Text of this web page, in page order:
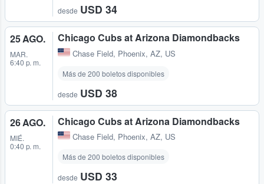
desde USD 34
25 AGO.
MAR.
6:40 p. m.
Chicago Cubs at Arizona Diamondbacks
Chase Field, Phoenix, AZ, US
Más de 200 boletos disponibles
desde USD 38
26 AGO.
MIÉ.
0:40 p. m.
Chicago Cubs at Arizona Diamondbacks
Chase Field, Phoenix, AZ, US
Más de 200 boletos disponibles
desde USD 33